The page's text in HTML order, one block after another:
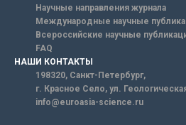
Научные направления журнала
Международные научные
Всероссийские научные
FAQ
НАШИ КОНТАКТЫ
198320, Санкт-Петербург,
г. Красное Село, ул.
info@euroasia-science.ru